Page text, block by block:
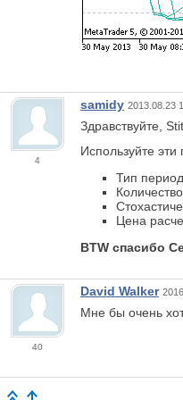
4
samidy 2013.08.23
Здравствуйте,
Используйте
Тип
Цена
BTW спасибо
40
David Walker
Мне бы очень